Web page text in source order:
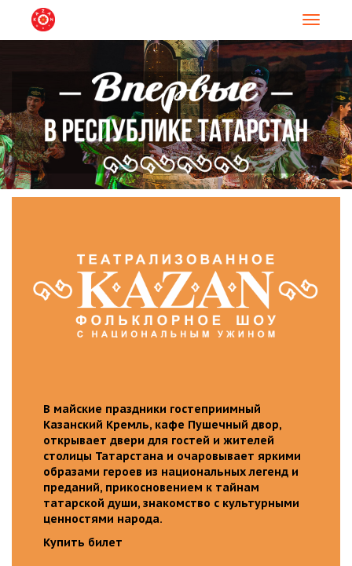
В майские праздники гостеприимный
Казанский Кремль, кафе Пушечный двор,
открывает двери для гостей и жителей
столицы Татарстана и очаровывает яркими
образами героев из национальных легенд и
преданий, прикосновением к тайнам
татарской души, знакомство с культурными
ценностями народа.
Купить билет